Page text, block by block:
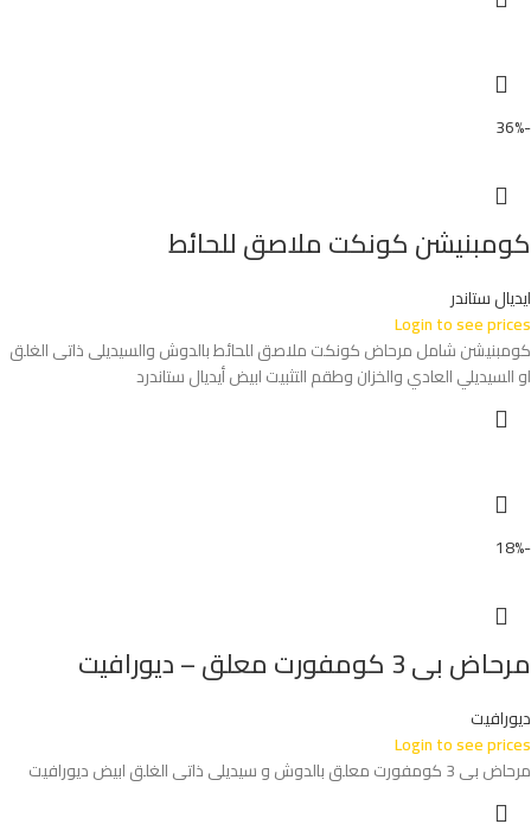
-36%
كومبنيشن كونكت ملاصق للحائط
ايديال ستاندر
Login to see prices
كومبنيشن شامل مرحاض كونكت ملاصق للحائط بالدوش والسيديلى ذاتى الغلق
او السيديلي العادي والخزان وطقم التثبيت ابيض أيديال ستاندرد
-18%
مرحاض بى 3 كومفورت معلق – ديورافيت
ديورافيت
Login to see prices
مرحاض بى 3 كومفورت معلق بالدوش و سيديلى ذاتى الغلق ابيض ديورافيت